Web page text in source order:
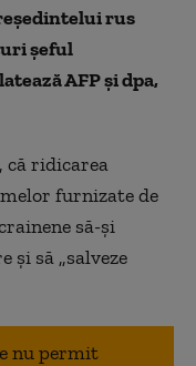
rus
şeful
AFP şi dpa,
că ridicarea
furnizate de
să-şi
şi să „salveze
nu permit